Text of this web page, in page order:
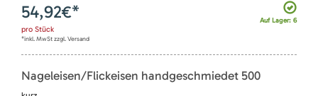
Auf Lager: 6
54,92€*
pro Stück
*inkl. MwSt zzgl. Versand
Nageleisen/Flickeisen handgeschmiedet 500